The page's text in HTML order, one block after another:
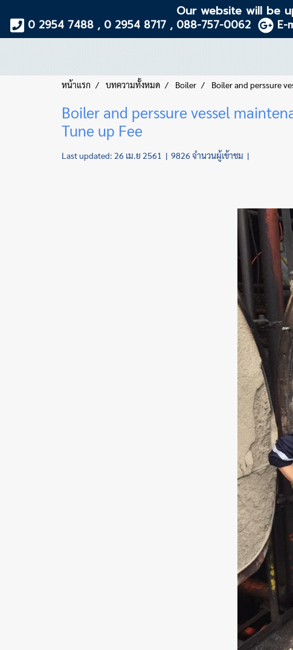
Our website will be
0 2954 7488 , 0 2954 8717 , 088-757-0062 E-
หน้าแรก บทความทั้งหมด Boiler Boiler and perssure
Boiler and perssure vessel
Tune up Fee
Last updated: 26 เม.ย 2561 | 9826 จำนวนผู้เข้าชม |